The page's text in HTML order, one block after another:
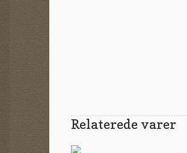
Relaterede varer